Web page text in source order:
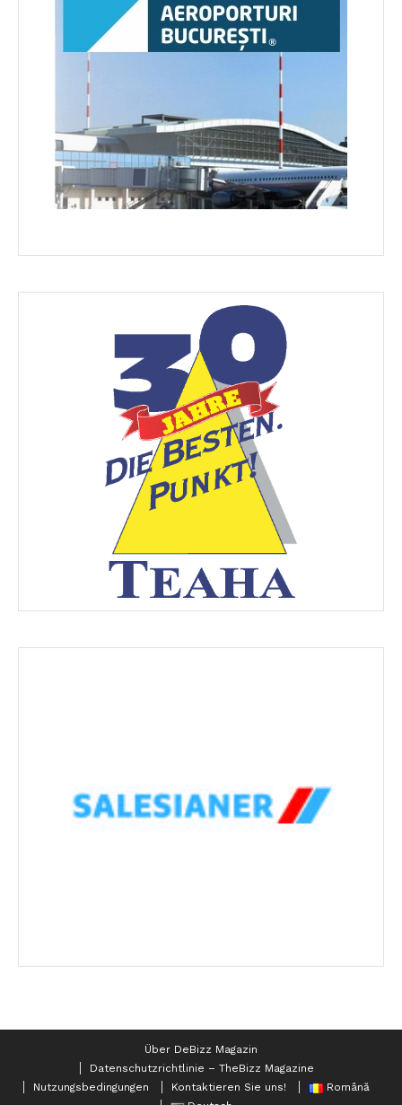
Über DeBizz Magazin
Datenschutzrichtlinie – TheBizz Magazine
Nutzungsbedingungen
Kontaktieren Sie uns!
Română